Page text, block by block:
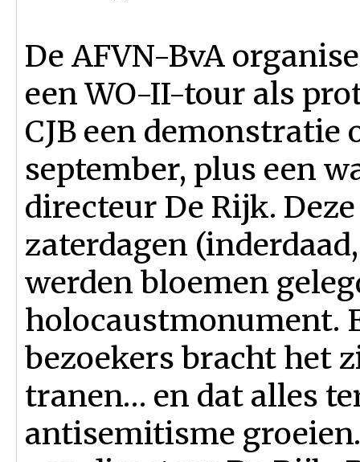
De AFVN-BvA
een WO-II-tour als
CJB een demonstratie
september, plus een
directeur De Rijk.
zaterdagen
werden bloemen
holocaustmonument.
bezoekers bracht het
tranen… en dat alles
antisemitisme